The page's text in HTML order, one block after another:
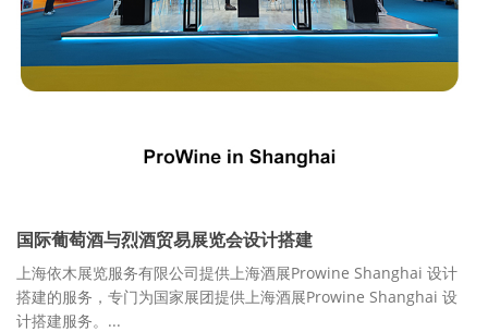
国际葡萄酒与烈酒贸易展览会设计搭建
上海依木展览服务有限公司提供上海酒展Prowine Shanghai 设计
搭建的服务，专门为国家展团提供上海酒展Prowine Shanghai 设
计搭建服务。...